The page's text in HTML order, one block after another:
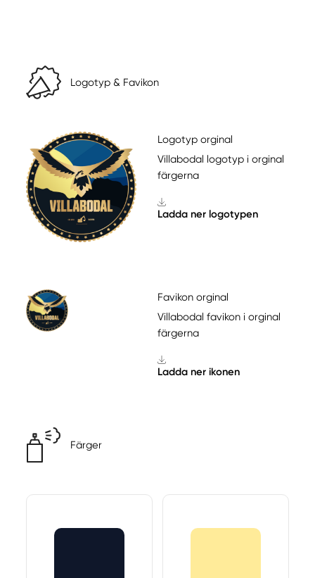
Logotyp & Favikon
Logotyp orginal
Villabodal logotyp i orginal
färgerna
Ladda ner logotypen
Favikon orginal
Villabodal favikon i orginal
färgerna
Ladda ner ikonen
Färger